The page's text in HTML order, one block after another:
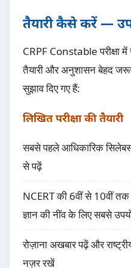
तैयारी कैसे करें —
CRPF Constable परीक्षा
तैयारी और अनुशासन बेहद
सुझाव दिए गए हैं:
लिखित परीक्षा की तैयारी
सबसे पहले आधिकारिक सिलेबस
से पढ़ें
NCERT की 6वीं से 10वीं
ज्ञान की नींव के लिए सबसे
रोज़ाना अखबार पढ़ें और
नज़र रखें